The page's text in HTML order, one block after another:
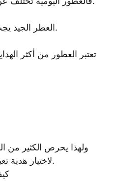
العطر الجيد يجب أن يستمر لساعات طويلة.
تعتبر العطور من أكثر
ولهذا يحرص الكثير من
لاختيار هدية تعبر عن الذوق الرفيع والتقدير.